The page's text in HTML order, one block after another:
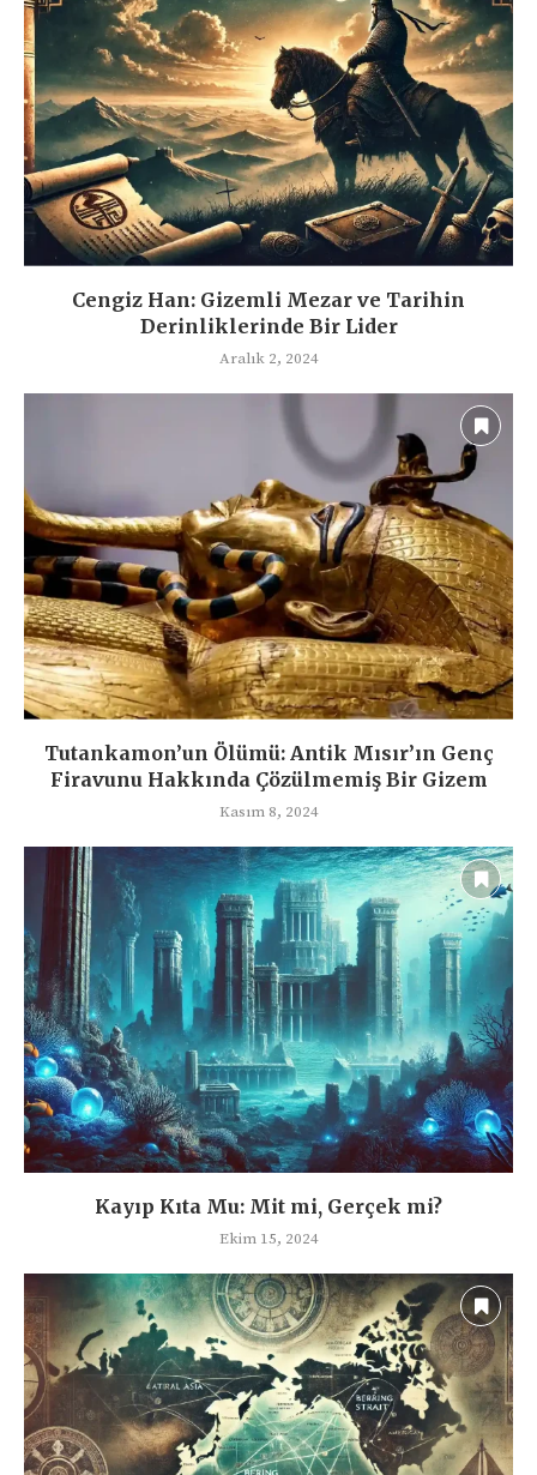
Cengiz Han: Gizemli Mezar ve Tarihin
Derinliklerinde Bir Lider
Aralık 2, 2024
Tutankamon’un Ölümü: Antik Mısır’ın Genç
Firavunu Hakkında Çözülmemiş Bir Gizem
Kasım 8, 2024
Kayıp Kıta Mu: Mit mi, Gerçek mi?
Ekim 15, 2024